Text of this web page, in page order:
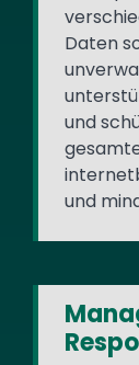
Daten
und
und